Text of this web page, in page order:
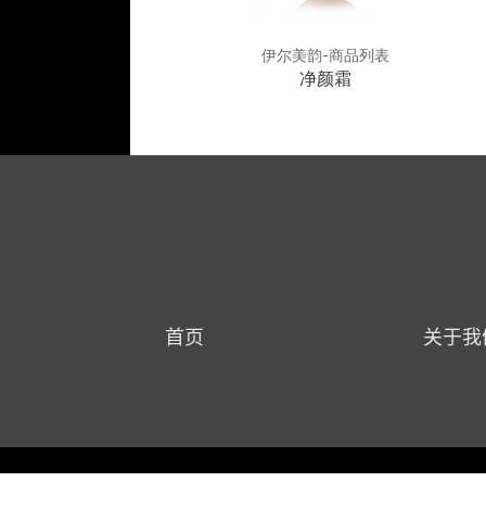
伊尔美韵-商品列表
净颜霜
首页 关于